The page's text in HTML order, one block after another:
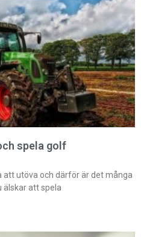
spela golf
att utöva och därför är det många
älskar att spela